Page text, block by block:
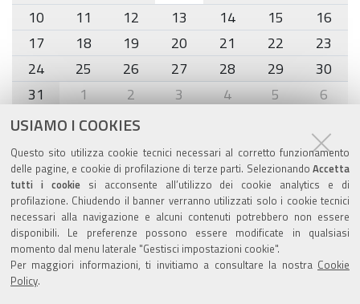
USIAMO I COOKIES
Questo sito utilizza cookie tecnici necessari al corretto funzionamento
delle pagine, e cookie di profilazione di terze parti. Selezionando Accetta
tutti i cookiesi acconsente all’utilizzo dei cookie analytics e di
profilazione. Chiudendo il banner verranno utilizzati solo i cookie tecnici
necessari alla navigazione e alcuni contenuti potrebbero non essere
disponibili. Le preferenze possono essere modificate in qualsiasi
momento dal menu laterale "Gestisci impostazioni cookie".
Per maggiori informazioni, ti invitiamo a consultare la nostra Cookie
Policy.
10
11 12 13 14 15
16
17
18 19 20 21 22
23
24
25 26 27 28 29
30
31
1 2 3 4 5 6
Agenda eventi
torna alla sezione
Valuta questo sito